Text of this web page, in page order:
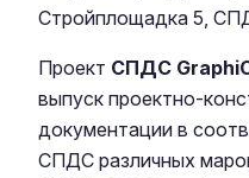
Стройплощадка 5,
Проект СПДС
выпуск проектно-
документации в
СПДС различных